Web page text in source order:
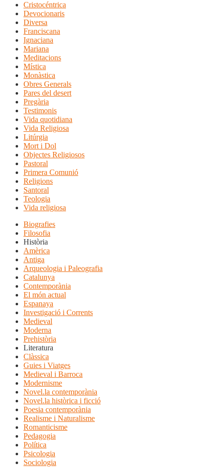
Cristocéntrica
Devocionaris
Diversa
Franciscana
Ignaciana
Mariana
Meditacions
Mística
Monàstica
Obres Generals
Pares del desert
Pregària
Testimonis
Vida quotidiana
Vida Religiosa
Litúrgia
Mort i Dol
Objectes Religiosos
Pastoral
Primera Comunió
Religions
Santoral
Teologia
Vida religiosa
Biografies
Filosofia
Història
Amèrica
Antiga
Arqueologia i Paleografia
Catalunya
Contemporània
El món actual
Espanaya
Investigació i Corrents
Medieval
Moderna
Prehistòria
Literatura
Clàssica
Guies i Viatges
Medieval i Barroca
Modernisme
Novel.la contemporània
Novel.la històrica i ficció
Poesia contemporània
Realisme i Naturalisme
Romanticisme
Pedagogia
Política
Psicologia
Sociologia